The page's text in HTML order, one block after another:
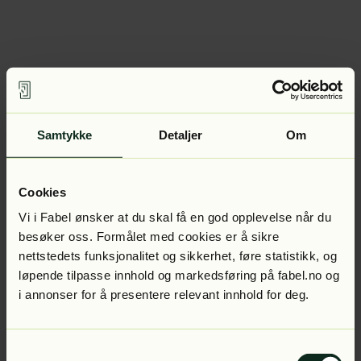
Samtykke Detaljer Om
Cookies
Vi i Fabel ønsker at du skal få en god opplevelse når du
besøker oss. Formålet med cookies er å sikre
nettstedets funksjonalitet og sikkerhet, føre statistikk, og
løpende tilpasse innhold og markedsføring på fabel.no og
i annonser for å presentere relevant innhold for deg.